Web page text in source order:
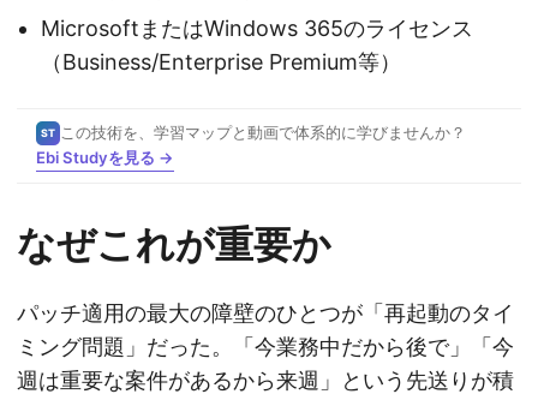
MicrosoftまたはWindows 365のライセンス
（Business/Enterprise Premium等）
ST この技術を、学習マップと動画で体系的に学びませんか？
Ebi Studyを見る →
なぜこれが重要か
パッチ適用の最大の障壁のひとつが「再起動のタイ
ミング問題」だった。「今業務中だから後で」「今
週は重要な案件があるから来週」という先送りが積